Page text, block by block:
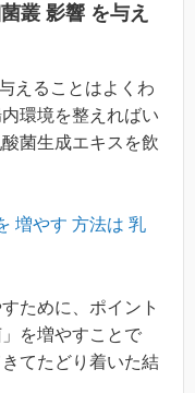
叢 影響 を与え
えることはよくわ
環境を整えればい
菌生成エキスを飲
増やす 方法は 乳
ために、ポイント
を増やすことで
てたどり着いた結